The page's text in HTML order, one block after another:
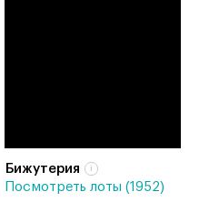
Бижутерия
Посмотреть лоты (1952)